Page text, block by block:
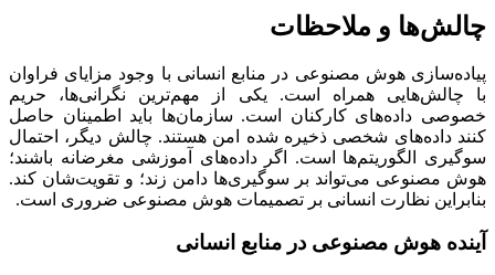
چالش‌ها و ملاحظات
پیاده‌سازی هوش مصنوعی در منابع انسانی با وجود مزایای فراوان
با چالش‌هایی همراه است. یکی از مهم‌ترین نگرانی‌ها، حریم
خصوصی داده‌های کارکنان است. سازمان‌ها باید اطمینان حاصل
کنند داده‌های شخصی ذخیره شده امن هستند. چالش دیگر، احتمال
سوگیری الگوریتم‌ها است. اگر داده‌های آموزشی مغرضانه باشند؛
هوش مصنوعی می‌تواند بر سوگیری‌ها دامن زند؛ و تقویت‌شان کند.
بنابراین نظارت انسانی بر تصمیمات هوش مصنوعی ضروری است.
آینده هوش مصنوعی در منابع انسانی